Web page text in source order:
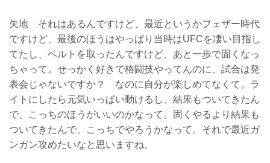
矢地 それはあるんですけど、最近というかフェザー時代
ですけど、最後のほうはやっぱり当時はUFCを凄い目指し
てたし、ベルトを取ったんですけど、あと一歩で固くなっ
ちゃって。せっかく好きで格闘技やってんのに、試合は発
表会じゃないですか？ なのに自分が楽しめてなくて。ラ
イトにしたら元気いっぱい動けるし、結果もついてきたん
で、こっちのほうがいいのかなって。固くやるより結果も
ついてきたんで、こっちでやろうかなって。それで最近ガ
ンガン攻めたいなと思いますね。